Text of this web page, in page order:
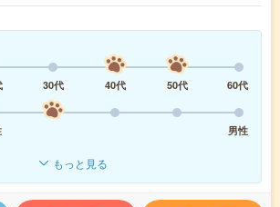
30代 40代 50代
60代
男性
もっと見る